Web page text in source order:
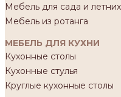
Мебель для сада и
Мебель из ротанга
МЕБЕЛЬ ДЛЯ КУХНИ
Кухонные столы
Кухонные стулья
Круглые кухонные столы